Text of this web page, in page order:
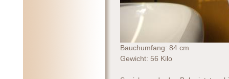
Bauchumfang: 84 cm
Gewicht: 56 Kilo